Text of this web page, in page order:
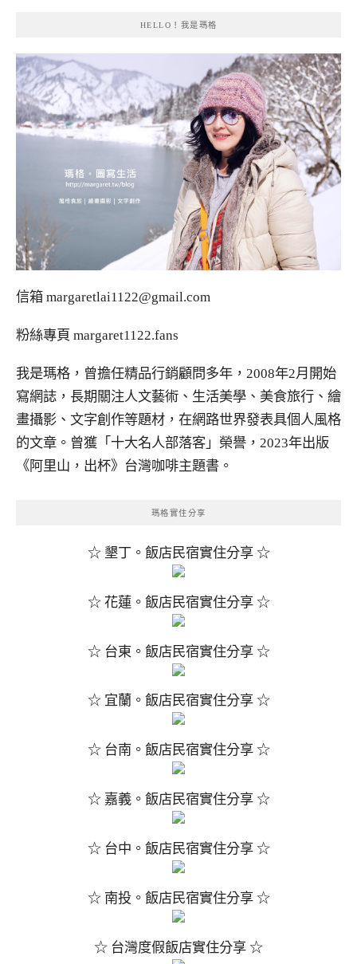
HELLO！我是瑪格
信箱 margaretlai1122@gmail.com
粉絲專頁 margaret1122.fans
我是瑪格，曾擔任精品行銷顧問多年，2008年2月開始
寫網誌，長期關注人文藝術、生活美學、美食旅行、繪
畫攝影、文字創作等題材，在網路世界發表具個人風格
的文章。曾獲「十大名人部落客」榮譽，2023年出版
《阿里山，出杯》台灣咖啡主題書。
瑪格實住分享
☆ 墾丁。飯店民宿實住分享 ☆
☆ 花蓮。飯店民宿實住分享 ☆
☆ 台東。飯店民宿實住分享 ☆
☆ 宜蘭。飯店民宿實住分享 ☆
☆ 台南。飯店民宿實住分享 ☆
☆ 嘉義。飯店民宿實住分享 ☆
☆ 台中。飯店民宿實住分享 ☆
☆ 南投。飯店民宿實住分享 ☆
☆ 台灣度假飯店實住分享 ☆